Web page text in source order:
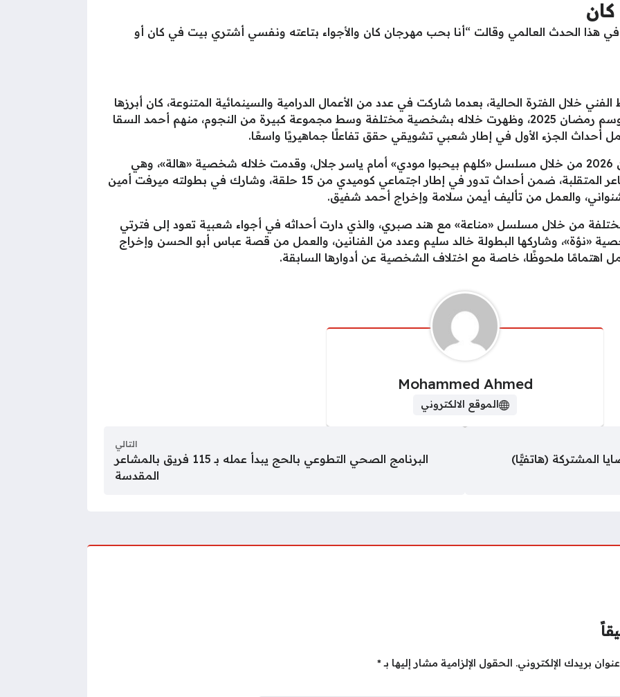
هذا الحدث العالمي وقالت “أنا بحب مهرجان كان والأجواء بتاعته ونفسي أشتري بيت في كان أو
خلال الفترة الحالية، بعدما شاركت في عدد من الأعمال الدرامية والسينمائية المتنوعة، كان أبرزها
مسلسل «العتاولة 2» الذي عُرض ضمن موسم رمضان 2025، وظهرت خلاله بشخصية مختلفة وسط مجموعة كبيرة من النجوم، منهم أحمد السقا
الجزء الأول في إطار شعبي تشويقي حقق تفاعلًا جماهيريًا واسعًا.
كما شاركت هدى الإتربي في موسم رمضان 2026 من خلال مسلسل «كلهم بيحبوا مودي» أمام ياسر جلال، وقدمت خلاله شخصية «هالة»، وهي
شخصية اتسمت بالطابع الكوميدي والمشاعر المتقلبة، ضمن أحداث تدور في إطار اجتماعي كوميدي من 15 حلقة، وشارك في بطولته ميرفت أمين
والعمل من تأليف أيمن سلامة وإخراج أحمد شفيق.
من خلال مسلسل «مناعة» مع هند صبري، والذي دارت أحداثه في أجواء شعبية تعود إلى فترتي
«نؤة»، وشاركها البطولة خالد سليم وعدد من الفنانين، والعمل من قصة عباس أبو الحسن وإخراج
اهتمامًا ملحوظًا، خاصة مع اختلاف الشخصية عن أدوارها السابقة.
Mohammed Ahmed
الموقع الالكتروني
المشتركة (هاتفيًّا)
التالي
البرنامج الصحي التطوعي بالحج يبدأ عمله بـ 115 فريق بالمشاعر
المقدسة
بريدك الإلكتروني. الحقول الإلزامية مشار إليها بـ*